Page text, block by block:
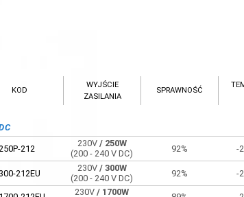
KOD
WYJŚCIE
ZASILANIA
SPRAWNOŚĆ
212
230V / 250W
(200 - 240 V DC)
92% -
212EU
230V / 300W
(200 - 240 V DC)
92% -
230V/ 1700W